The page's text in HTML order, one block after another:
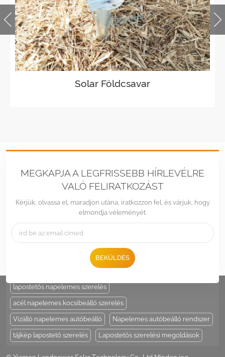
Solar Földcsavar
MEGKAPJA A LEGFRISSEBB HÍRLEVÉLRE
VALÓ FELIRATKOZÁST
Kérjük, olvassa el, maradjon utána, iratkozzon fel, és várjuk, hogy
elmondja véleményét.
BEKÜLDÉS
Tel : +86 -592-6212776
Email : Sales@LandpowerSolar.com
Add : Unit 206-9, No 15, Duiying Road, Jimei District, Xiamen, China
lapostetős napelemes szerelés
acél napelemes kocsibeálló szerelés
Vízálló napelemes autóbeálló Napelemes autóbeálló rendszer
tájkép lapostető szerelés Lapostetős szerelési megoldások